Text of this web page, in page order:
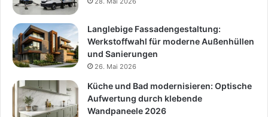
Langlebige Fassadengestaltung:
Werkstoffwahl für moderne Außenhüllen
und Sanierungen
26. Mai 2026
Küche und Bad modernisieren: Optische
Aufwertung durch klebende
Wandpaneele 2026